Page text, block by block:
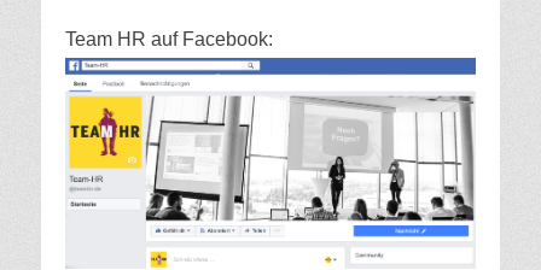
Team HR auf Facebook: